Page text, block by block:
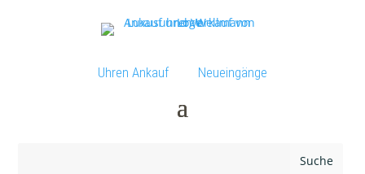
Uhren Ankauf Neueingänge